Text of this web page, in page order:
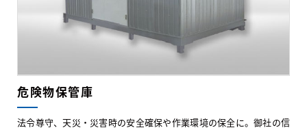
危険物保管庫
法令尊守、天災・災害時の安全確保や作業環境の保全に。御社の信